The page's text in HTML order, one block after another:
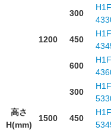
高さ
H(mm)
1200
300
450
600
1500
300
450